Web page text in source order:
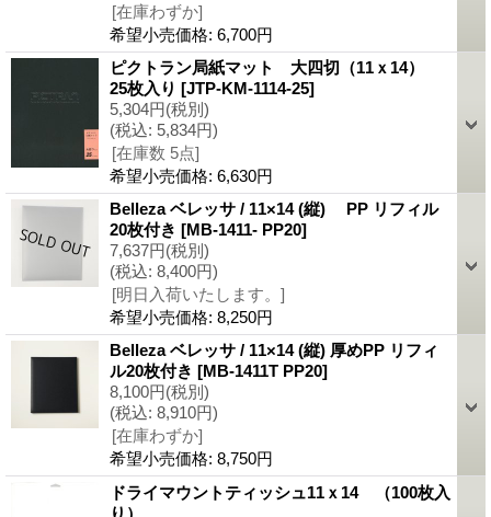
[在庫わずか]
希望小売価格: 6,700円
ピクトラン局紙マット 大四切（11ｘ14）
25枚入り [JTP-KM-1114-25]
5,304円(税別)
(税込: 5,834円)
[在庫数 5点]
希望小売価格: 6,630円
Belleza ベレッサ / 11×14 (縦) PP リフィル
20枚付き [MB-1411- PP20]
7,637円(税別)
(税込: 8,400円)
[明日入荷いたします。]
希望小売価格: 8,250円
Belleza ベレッサ / 11×14 (縦) 厚めPP リフィ
ル20枚付き [MB-1411T PP20]
8,100円(税別)
(税込: 8,910円)
[在庫わずか]
希望小売価格: 8,750円
ドライマウントティッシュ11ｘ14 （100枚入
り）